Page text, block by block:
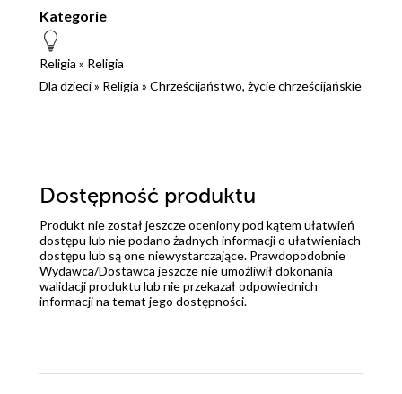
Kategorie
Religia » Religia
Dla dzieci» Religia » Chrześcijaństwo, życie chrześcijańskie
Dostępność produktu
Produkt nie został jeszcze oceniony pod kątem ułatwień
dostępu lub nie podano żadnych informacji o ułatwieniach
dostępu lub są one niewystarczające. Prawdopodobnie
Wydawca/Dostawca jeszcze nie umożliwił dokonania
walidacji produktu lub nie przekazał odpowiednich
informacji na temat jego dostępności.